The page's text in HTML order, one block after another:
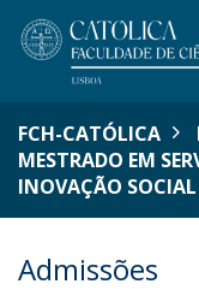
FCH-CATÓLICA
MESTRADO EM
INOVAÇÃO SOCIAL
Admissões